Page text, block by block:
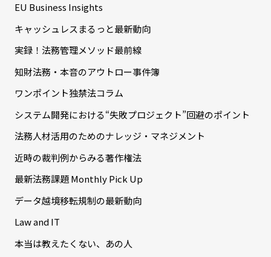
EU Business Insights
キャッシュレスまるっと最新動向
実録！法務管理メソッド最前線
知財法務・本音のアウトロー事件簿
ワンポイント独禁法コラム
システム開発における“失敗プロジェクト”回避のポイント
法務人材活用のためのナレッジ・マネジメント
近時の裁判例からみる著作権法
最新法務課題 Monthly Pick Up
データ越境移転規制の最新動向
Law and IT
本当は教えたくない、あの人